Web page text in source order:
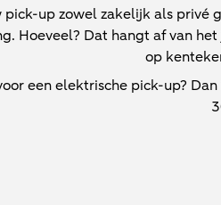
pick-up zowel zakelijk als
Hoeveel? Dat hangt af van
op
een elektrische pick-up?